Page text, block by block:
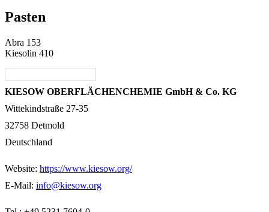
Pasten
Abra 153
Kiesolin 410
KIESOW OBERFLÄCHENCHEMIE GmbH & Co. KG
Wittekindstraße 27-35
32758 Detmold
Deutschland
Website: https://www.kiesow.org/
E-Mail: info@kiesow.org